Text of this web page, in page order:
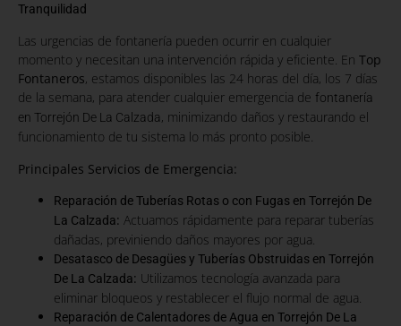
Tranquilidad
Las urgencias de fontanería pueden ocurrir en cualquier
momento y necesitan una intervención rápida y eficiente. En Top
Fontaneros, estamos disponibles las 24 horas del día, los 7 días
de la semana, para atender cualquier emergencia de fontanería
en Torrejón De La Calzada, minimizando daños y restaurando el
funcionamiento de tu sistema lo más pronto posible.
Principales Servicios de Emergencia:
Reparación de Tuberías Rotas o con Fugas en Torrejón De
La Calzada: Actuamos rápidamente para reparar tuberías
dañadas, previniendo daños mayores por agua.
Desatasco de Desagües y Tuberías Obstruidas en Torrejón
De La Calzada: Utilizamos tecnología avanzada para
eliminar bloqueos y restablecer el flujo normal de agua.
Reparación de Calentadores de Agua en Torrejón De La